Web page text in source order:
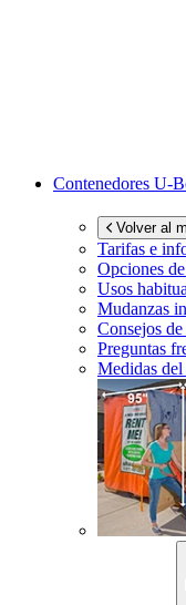
Contenedores U-
Volver al
Tarifas e
Opciones
Usos
Mudanzas
Consejos
Preguntas
Medidas